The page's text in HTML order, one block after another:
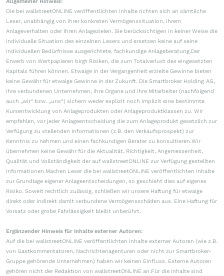
Die bei wallstreetONLINE veröffentlichten Inhalte richten sich an sämtliche
Leser, unabhängig von ihrer konkreten Vermögenssituation, ihrem
Anlageverhalten oder ihren Anlagezielen. Sie berücksichtigen in keiner Weise die
individuelle Situation des einzelnen Lesers und ersetzen keine auf seine
individuellen Bedürfnisse ausgerichtete, fachkundige Anlageberatung.Der
Erwerb von Wertpapieren birgt Risiken, die zum Totalverlust des eingesetzten
Kapitals führen können. Etwaige in der Vergangenheit erzielte Gewinne bieten
keine Gewähr für etwaige Gewinne in der Zukunft. Die Smartbroker Holding AG,
ihre verbundenen Unternehmen, ihre Organe und ihre Mitarbeiter (nachfolgend
auch „wir“ bzw. „uns“) sichern weder explizit noch implizit eine bestimmte
Kursentwicklung von Anlageprodukten oder Anlageproduktklassen zu. Wir
empfehlen, vor jeder Anlageentscheidung die zum Anlageprodukt gesetzlich zur
Verfügung zu stellenden Informationen (z.B. den Verkaufsprospekt) zur
Kenntnis zu nehmen und einen fachkundigen Berater zu konsultieren.Wir
übernehmen keine Gewähr für die Aktualität, Richtigkeit, Angemessenheit,
Qualität und Vollständigkeit der auf wallstreetONLINE zur Verfügung gestellten
Informationen.Machen Leser die bei wallstreetONLINE veröffentlichten Inhalte
zur Grundlage eigener Anlageentscheidungen, so geschieht dies auf eigenes
Risiko. Soweit rechtlich zulässig, schließen wir unsere Haftung für etwaige
direkt oder indirekt damit verbundene Vermögensschäden aus. Eine Haftung für
Vorsatz oder grobe Fahrlässigkeit bleibt unberührt.
Ergänzender Hinweis für Inhalte externer Autoren:
Auf die bei wallstreetONLINE veröffentlichten Inhalte externer Autoren (wie z.B.
von Gastkommentatoren, Nachrichtenagenturen oder nicht zur Smartbroker-
Gruppe gehörende Unternehmen) haben wir keinen Einfluss. Externe Autoren
gehören nicht der Redaktion von wallstreetONLINE an.Für die Inhalte sind